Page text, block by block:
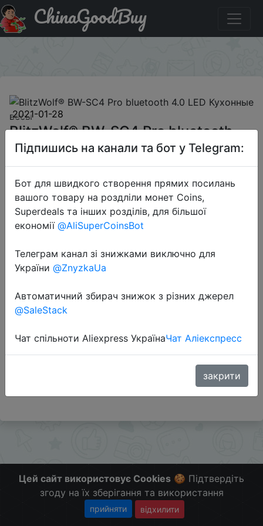
Придбати по знижці BGJAFO704 BlitzWolf® BW-SC4 Pro
bluetooth 4.0 LED Кухонные весы
ChinaGoodBuy
2021-01-28
BlitzWolf® BW-SC4 Pro bluetooth
4.0 LED Кухонные весы
$21.99
Перейти до магазину
Додаткова інформація відсутня.
Слідкуйте за знижками на мобільному, в телеграм
Цей сайт використовує Cookies 🍪 Підтвердіть
згоду на їх зберігання та використання
прийняти відхилити
Підпишись на канали та бот у Telegram:
Бот для швидкого створення прямих посилань
вашого товару на роздліли монет Coins,
Superdeals та інших розділів, для більшої
економії @AliSuperCoinsBot
Телеграм канал зі знижками виключно для
України @ZnyzkaUa
Автоматичний збирач знижок з різних джерел
@SaleStack
Чат спільноти Aliexpress УкраїнаЧат Аліекспресс
закрити